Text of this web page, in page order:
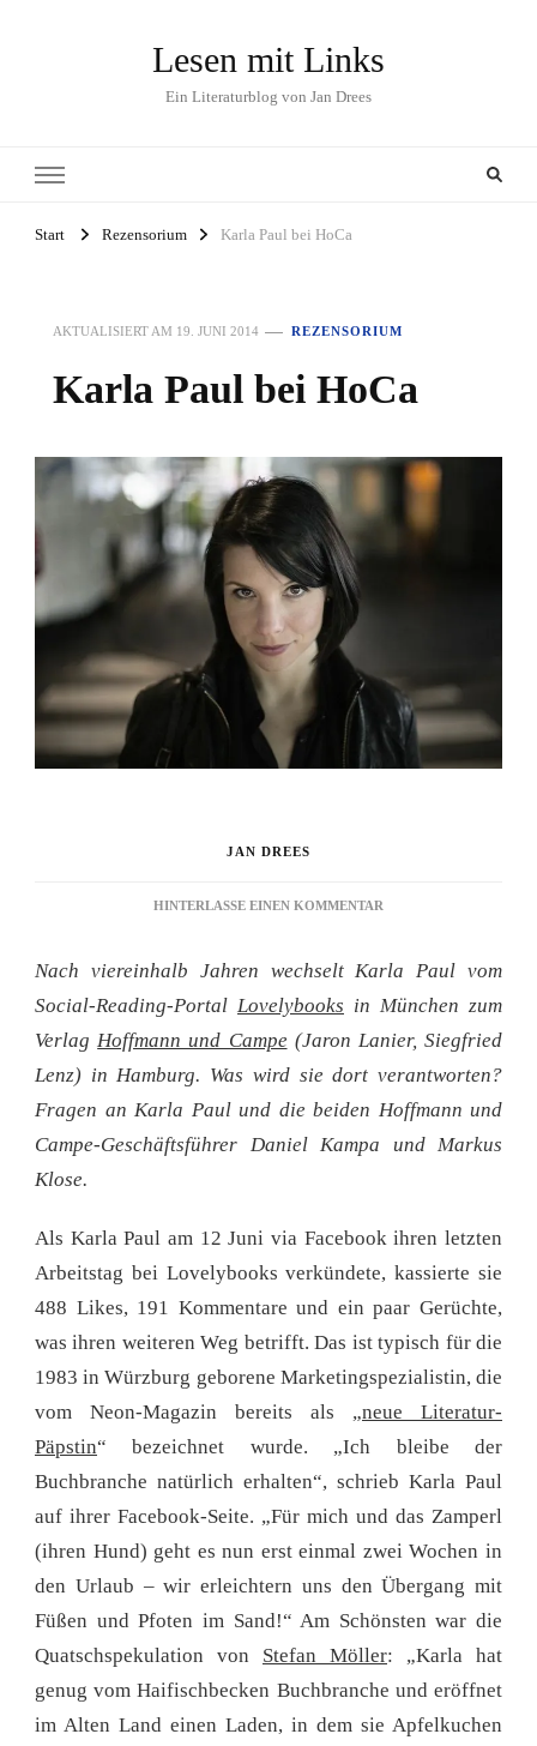
Lesen mit Links
Ein Literaturblog von Jan Drees
Start Rezensorium Karla Paul bei HoCa
AKTUALISIERT AM 19. JUNI 2014 REZENSORIUM
Karla Paul bei HoCa
JAN DREES
HINTERLASSE EINEN KOMMENTAR
BEI
HOCA
Nach viereinhalb Jahren wechselt Karla Paul vom
Social-Reading-Portal Lovelybooks in München zum
Verlag Hoffmann und Campe (Jaron Lanier, Siegfried
Lenz) in Hamburg. Was wird sie dort verantworten?
Fragen an Karla Paul und die beiden Hoffmann und
Campe-Geschäftsführer Daniel Kampa und Markus
Klose.
Als Karla Paul am 12 Juni via Facebook ihren letzten
Arbeitstag bei Lovelybooks verkündete, kassierte sie
488 Likes, 191 Kommentare und ein paar Gerüchte,
was ihren weiteren Weg betrifft. Das ist typisch für die
1983 in Würzburg geborene Marketingspezialistin, die
vom Neon-Magazin bereits als „neue Literatur-
Päpstin“ bezeichnet wurde. „Ich bleibe der
Buchbranche natürlich erhalten“, schrieb Karla Paul
auf ihrer Facebook-Seite. „Für mich und das Zamperl
(ihren Hund) geht es nun erst einmal zwei Wochen in
den Urlaub – wir erleichtern uns den Übergang mit
Füßen und Pfoten im Sand!“ Am Schönsten war die
Quatschspekulation von Stefan Möller: „Karla hat
genug vom Haifischbecken Buchbranche und eröffnet
im Alten Land einen Laden, in dem sie Apfelkuchen